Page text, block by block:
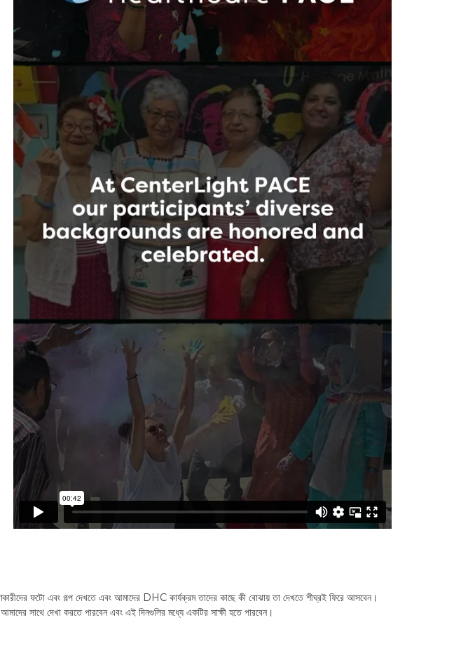
ফটো এবং গল্প দেখতে এবং আমাদের DHC কার্যক্রম তাদের কাছে কী বোঝায় তা দেখতে শীঘ্রই ফিরে আসবেন।
সাথে দেখা করতে পারবেন এবং এই দিনগুলির মধ্যে একটির সাক্ষী হতে পারবেন।